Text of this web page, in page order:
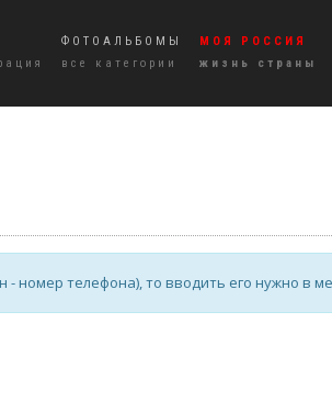
ФОТОАЛЬБОМЫ
все категории
МОЯ РОССИЯ
жизнь страны
номер телефона), то вводить его нужно в